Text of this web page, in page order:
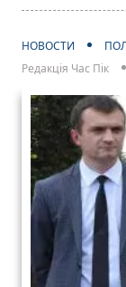
НОВОСТИ
Редакція Час Пік